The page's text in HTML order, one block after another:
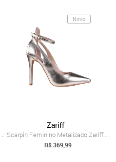
Scarpin Feminino Metalizado Zariff 5059....
Novo
Zariff
Scarpin Feminino Metalizado Zariff 5059....
R$ 369,99